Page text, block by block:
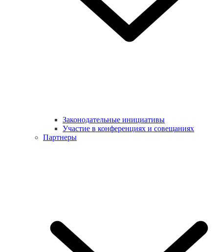
Законодательные инициативы
Участие в конференциях и совещаниях
Партнеры